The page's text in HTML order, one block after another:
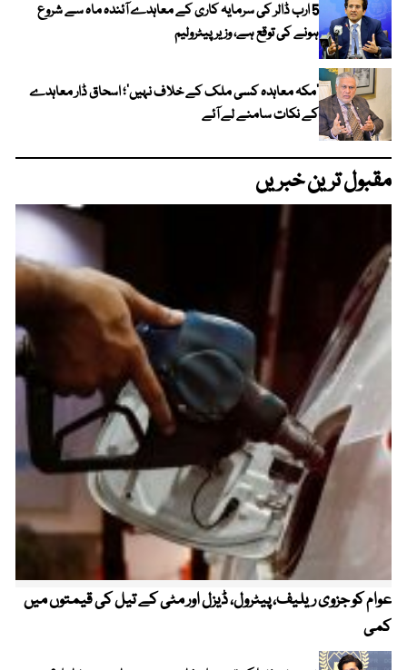
5 ارب ڈالر کی سرمایہ کاری کے معاہدے آئندہ ماہ سے شروع
ہونے کی توقع ہے، وزیر پیٹرولیم
‘مکہ معاہدہ کسی ملک کے خلاف نہیں’؛ اسحاق ڈار معاہدے
کے نکات سامنے لے آئے
مقبول ترین خبریں
عوام کو جزوی ریلیف، پیٹرول، ڈیزل اور مٹی کے تیل کی قیمتوں میں
کمی